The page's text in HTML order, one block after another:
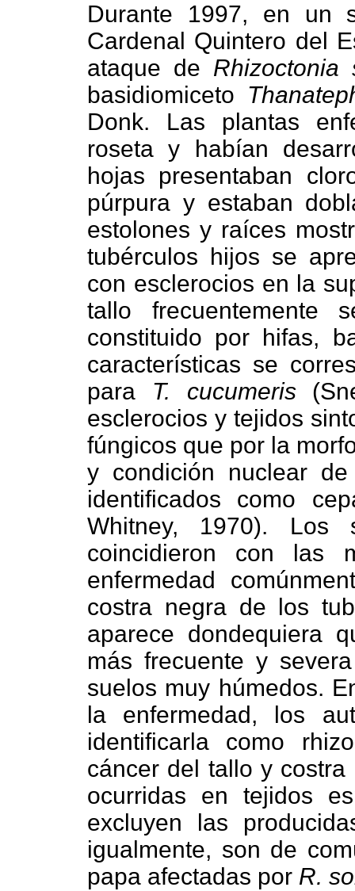
Durante 1997, en un
Cardenal Quintero del
ataque de Rhizoctonia
basidiomiceto
Donk. Las plantas
roseta y habían
hojas presentaban
púrpura y estaban
estolones y raíces
tubérculos hijos se
con esclerocios en la
tallo frecuentemente
constituido por hifas,
características se
para T. cucumeris
esclerocios y tejidos
fúngicos que por la
y condición nuclear
identificados como
Whitney, 1970). Los
coincidieron con las
enfermedad
costra negra de los
aparece dondequiera
más frecuente y
suelos muy húmedos.
la enfermedad, los
identificarla como
cáncer del tallo y
ocurridas en tejidos
excluyen las
igualmente, son de
papa afectadas por R.